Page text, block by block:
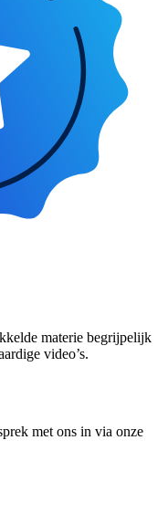
materie begrijpelijk
video’s.
met ons in via onze